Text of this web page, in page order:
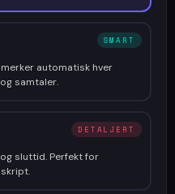
SMART
automatisk hver
samtaler.
DETALJERT
sluttid. Perfekt for